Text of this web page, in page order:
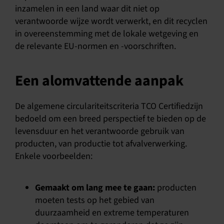
inzamelen in een land waar dit niet op
verantwoorde wijze wordt verwerkt, en dit recyclen
in overeenstemming met de lokale wetgeving en
de relevante EU-normen en -voorschriften.
Een alomvattende aanpak
De algemene circulariteitscriteria TCO Certifiedzijn
bedoeld om een breed perspectief te bieden op de
levensduur en het verantwoorde gebruik van
producten, van productie tot afvalverwerking.
Enkele voorbeelden:
Gemaakt om lang mee te gaan: producten
moeten tests op het gebied van
duurzaamheid en extreme temperaturen